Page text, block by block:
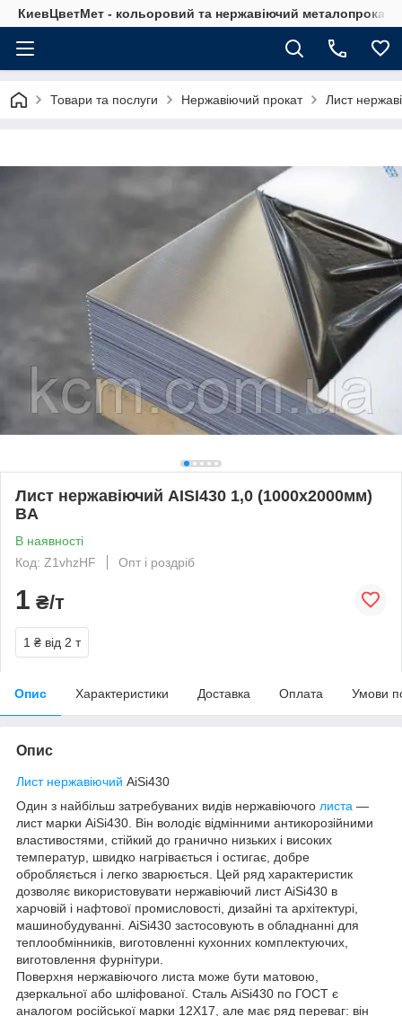
КиевЦветМет - кольоровий та нержавіючий металопрокат.
Товари та послуги Нержавіючий прокат Лист
Лист нержавіючий AISI430 1,0 (1000х2000мм)
BA
В наявності
Код: Z1vhzHF
Опт і роздріб
1 ₴/т
1 ₴ від 2 т
Опис Характеристики Доставка Оплата Умови
Опис
Лист нержавіючий AiSi430
Один з найбільш затребуваних видів нержавіючого листа —
лист марки AiSi430. Він володіє відмінними антикорозійними
властивостями, стійкий до гранично низьких і високих
температур, швидко нагрівається і остигає, добре
обробляється і легко зварюється. Цей ряд характеристик
дозволяє використовувати нержавіючий лист AiSi430 в
харчовій і нафтової промисловості, дизайні та архітектурі,
машинобудуванні. AiSi430 застосовують в обладнанні для
теплообмінників, виготовленні кухонних комплектуючих,
виготовлення фурнітури.
Поверхня нержавіючого листа може бути матовою,
дзеркальної або шліфованої. Сталь AiSi430 по ГОСТ є
аналогом російської марки 12Х17, але має ряд переваг: він